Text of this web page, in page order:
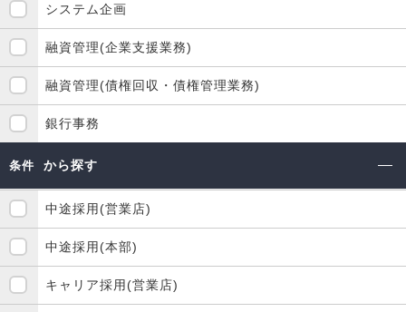
システム企画
融資管理(企業支援業務)
融資管理(債権回収・債権管理業務)
銀行事務
条件 から探す
中途採用(営業店)
中途採用(本部)
キャリア採用(営業店)